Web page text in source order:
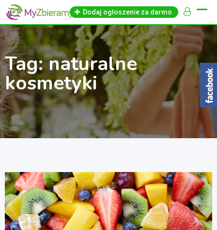
Skip
content
Dodaj ogłoszenie za darmo
Tag:naturalne
kosmetyki